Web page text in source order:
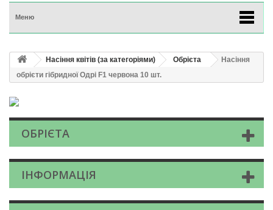
Меню
Насіння квітів (за категоріями) Обрієта
Насіння
обрієти гібридної Одрі F1 червона 10 шт.
ОБРІЄТА
ІНФОРМАЦІЯ